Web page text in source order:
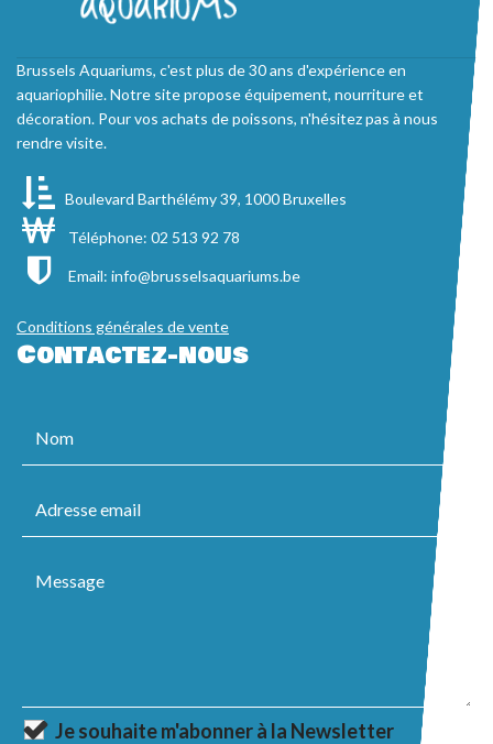
Brussels Aquariums, c'est plus de 30 ans d'expérience en
aquariophilie. Notre site propose équipement, nourriture et
décoration. Pour vos achats de poissons, n'hésitez pas à nous
rendre visite.
Boulevard Barthélémy 39, 1000 Bruxelles
Téléphone: 02 513 92 78
Email: info@brusselsaquariums.be
Conditions générales de vente
Contactez-nous
Je souhaite m'abonner à la Newsletter